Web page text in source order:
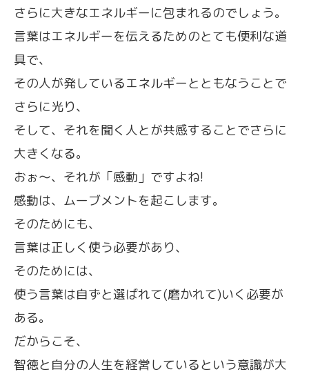
さらに大きなエネルギーに包まれるのでしょう。
言葉はエネルギーを伝えるためのとても便利な道
具で、
その人が発しているエネルギーとともなうことで
さらに光り、
そして、それを聞く人とが共感することでさらに
大きくなる。
おぉ〜、それが「感動」ですよね!
感動は、ムーブメントを起こします。
そのためにも、
言葉は正しく使う必要があり、
そのためには、
使う言葉は自ずと選ばれて(磨かれて)いく必要が
ある。
だからこそ、
智徳と自分の人生を経営しているという意識が大